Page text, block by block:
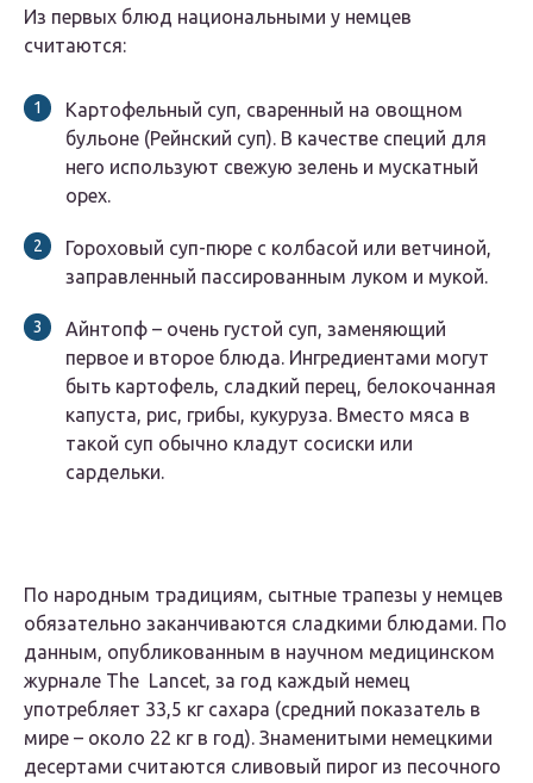
Из первых блюд национальными у немцев
считаются:
Картофельный суп, сваренный на овощном
бульоне (Рейнский суп). В качестве специй для
него используют свежую зелень и мускатный
орех.
Гороховый суп-пюре с колбасой или ветчиной,
заправленный пассированным луком и мукой.
Айнтопф – очень густой суп, заменяющий
первое и второе блюда. Ингредиентами могут
быть картофель, сладкий перец, белокочанная
капуста, рис, грибы, кукуруза. Вместо мяса в
такой суп обычно кладут сосиски или
сардельки.
По народным традициям, сытные трапезы у немцев
обязательно заканчиваются сладкими блюдами. По
данным, опубликованным в научном медицинском
журнале The Lancet, за год каждый немец
употребляет 33,5 кг сахара (средний показатель в
мире – около 22 кг в год). Знаменитыми немецкими
десертами считаются сливовый пирог из песочного